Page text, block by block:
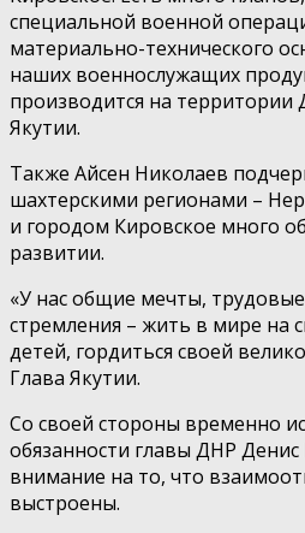
специальной военной
материально-технического
наших военнослужащих
производится на территории
Якутии.
Также Айсен Николаев
шахтерскими регионами –
и городом Кировское много
развитии.
«У нас общие мечты,
стремления – жить в мире на
детей, гордиться своей
Глава Якутии.
Со своей стороны временно
обязанности главы ДНР
внимание на то, что
выстроены.